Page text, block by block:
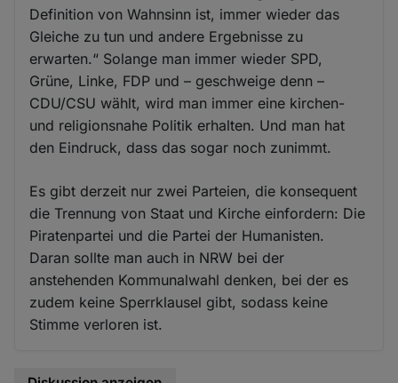
Definition von Wahnsinn ist, immer wieder das
Gleiche zu tun und andere Ergebnisse zu
erwarten.“ Solange man immer wieder SPD,
Grüne, Linke, FDP und – geschweige denn –
CDU/CSU wählt, wird man immer eine kirchen-
und religionsnahe Politik erhalten. Und man hat
den Eindruck, dass das sogar noch zunimmt.
Es gibt derzeit nur zwei Parteien, die konsequent
die Trennung von Staat und Kirche einfordern: Die
Piratenpartei und die Partei der Humanisten.
Daran sollte man auch in NRW bei der
anstehenden Kommunalwahl denken, bei der es
zudem keine Sperrklausel gibt, sodass keine
Stimme verloren ist.